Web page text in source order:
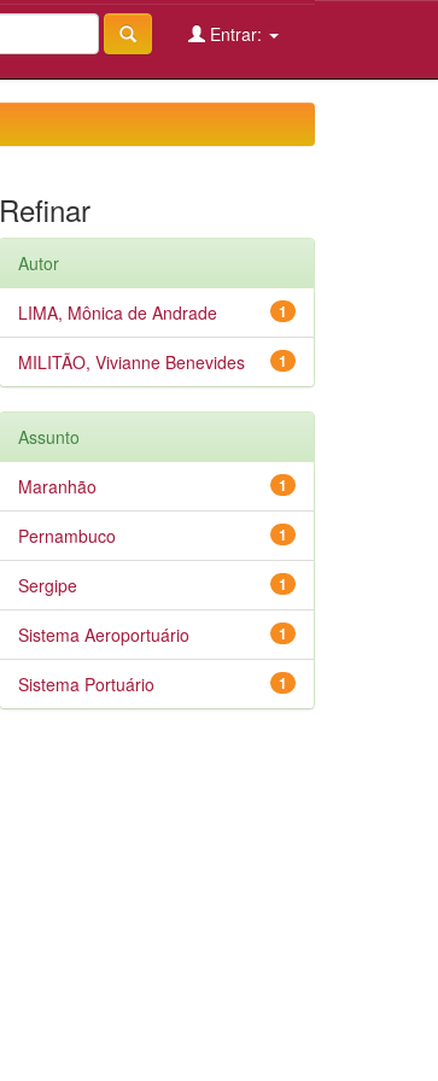
Entrar:
Refinar
Autor
1
LIMA, Mônica de Andrade
1
MILITÃO, Vivianne Benevides
Assunto
1
Maranhão
1
Pernambuco
1
Sergipe
1
Sistema Aeroportuário
1
Sistema Portuário